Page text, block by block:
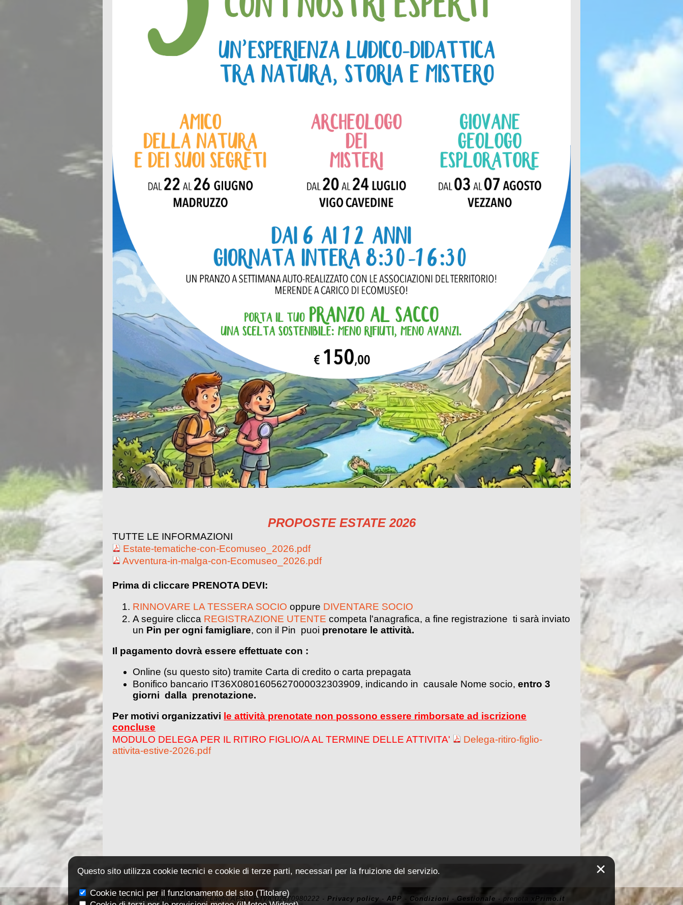
PROPOSTE ESTATE 2026
TUTTE LE INFORMAZIONI
Estate-tematiche-con-Ecomuseo_2026.pdf
Avventura-in-malga-con-Ecomuseo_2026.pdf
Prima di cliccare PRENOTA DEVI:
RINNOVARE LA TESSERA SOCIO oppure DIVENTARE SOCIO
A seguire clicca REGISTRAZIONE UTENTE competa l'anagrafica, a fine registrazione ti sarà inviato
un Pin per ogni famigliare, con il Pin puoi prenotare le attività.
Il pagamento dovrà essere effettuate con :
Online (su questo sito) tramite Carta di credito o carta prepagata
Bonifico bancario IT36X0801605627000032303909, indicando in causale Nome socio,entro 3
giorni dalla prenotazione.
Per motivi organizzativi le attività prenotate non possono essere rimborsate ad iscrizione
concluse
MODULO DELEGA PER IL RITIRO FIGLIO/A AL TERMINE DELLE ATTIVITA'
Delega-ritiro-figlio-
attivita-estive-2026.pdf
Ecomuseo Della Valle Dei Laghi APS - P.IVA 02670980222 - Privacy policy - APP - Condizioni - Gestionale - prenota xPrimo.it
×
Questo sito utilizza cookie tecnici e cookie di terze parti, necessari per la fruizione del servizio.
Cookie tecnici per il funzionamento del sito (Titolare)